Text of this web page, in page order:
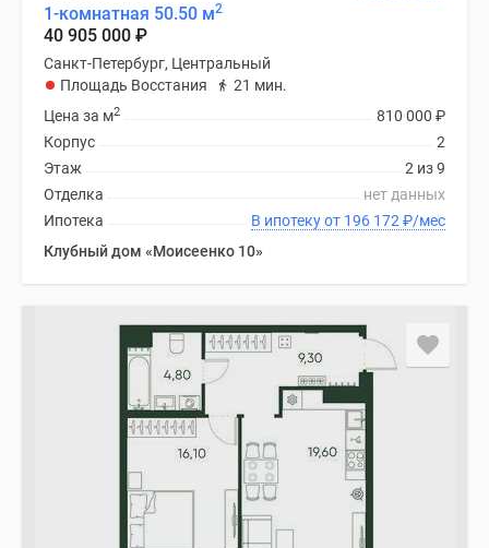
1-комнатная 50.50 м2
40 905 000 ₽
Санкт-Петербург, Центральный
Площадь Восстания
21 мин.
810 000 ₽
Цена за м2
2
Корпус
2 из 9
Этаж
нет данных
Отделка
В ипотеку от 196 172 ₽/мес
Ипотека
Клубный дом «Моисеенко 10»